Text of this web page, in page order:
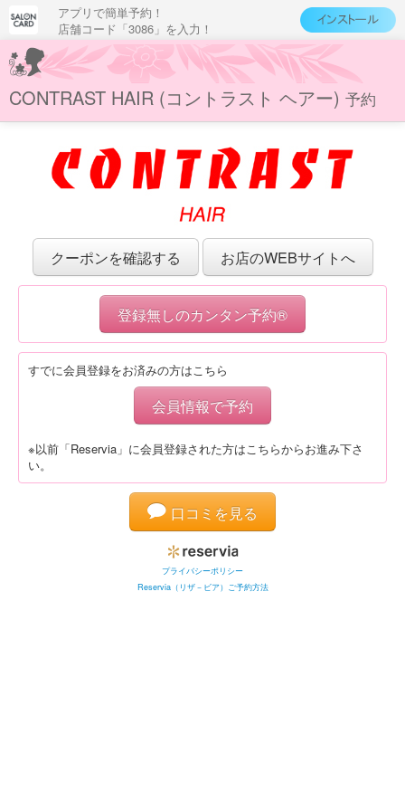
アプリで簡単予約！
店舗コード「3086」を入力！
CONTRAST HAIR (コントラスト ヘアー) 予約
クーポンを確認する お店のWEBサイトへ
登録無しのカンタン予約®
すでに会員登録をお済みの方はこちら
会員情報で予約
※以前「Reservia」に会員登録された方はこちらからお進み下さ
い。
口コミを見る
プライバシーポリシー
Reservia（リザ－ビア）ご予約方法